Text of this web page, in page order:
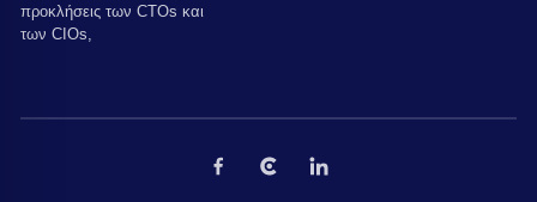
προκλήσεις των CTOs και
των CIOs,